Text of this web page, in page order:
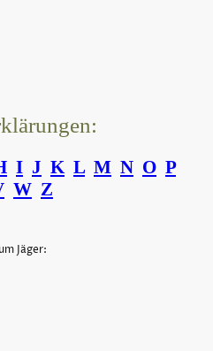
I J K L M N O P
W Z
Jäger: